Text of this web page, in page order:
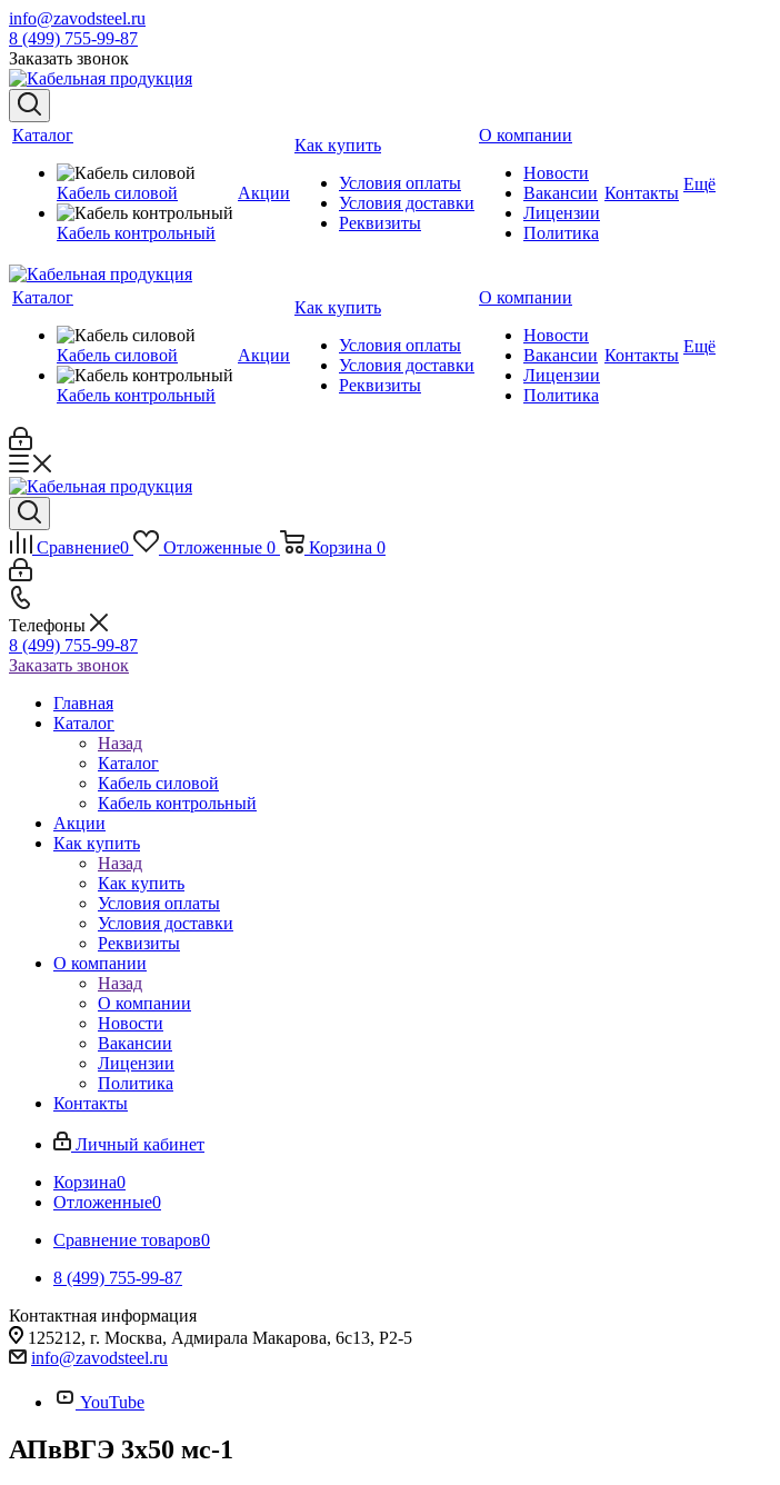
info@zavodsteel.ru
8 (499) 755-99-87
Заказать звонок
Каталог
Кабель силовой
Кабель контрольный
Акции
Как купить
Условия оплаты
Условия доставки
Реквизиты
О компании
Новости
Вакансии
Лицензии
Политика
Контакты Ещё
Каталог
Кабель силовой
Кабель контрольный
Акции
Как купить
Условия оплаты
Условия доставки
Реквизиты
О компании
Новости
Вакансии
Лицензии
Политика
Контакты Ещё
Сравнение0 Отложенные 0 Корзина 0
Телефоны
8 (499) 755-99-87
Заказать звонок
Главная
Каталог
Назад
Каталог
Кабель силовой
Кабель контрольный
Акции
Как купить
Назад
Как купить
Условия оплаты
Условия доставки
Реквизиты
О компании
Назад
О компании
Новости
Вакансии
Лицензии
Политика
Контакты
Личный кабинет
Корзина0
Отложенные0
Сравнение товаров0
8 (499) 755-99-87
Контактная информация
125212, г. Москва, Адмирала Макарова, 6с13, Р2-5
info@zavodsteel.ru
YouTube
АПвВГЭ 3х50 мс-1